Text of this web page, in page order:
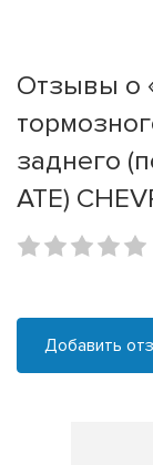
Отзывы о
заднего
ATE)
Добавить